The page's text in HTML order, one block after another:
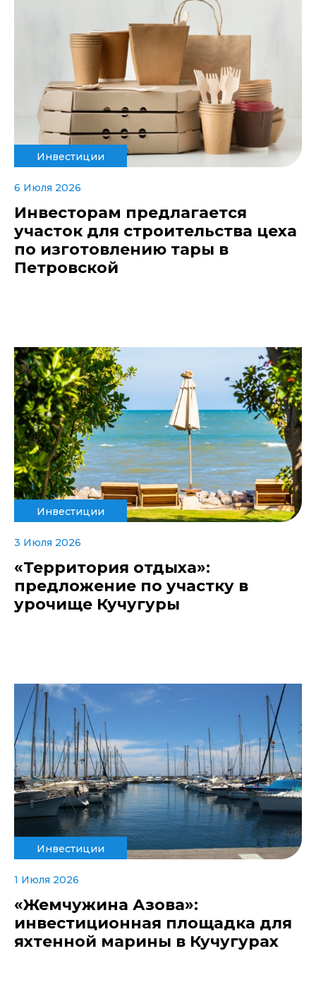
Инвестиции
6 Июля 2026
Инвесторам предлагается
участок для строительства цеха
по изготовлению тары в
Петровской
Инвестиции
3 Июля 2026
«Территория отдыха»:
предложение по участку в
урочище Кучугуры
Инвестиции
1 Июля 2026
«Жемчужина Азова»:
инвестиционная площадка для
яхтенной марины в Кучугурах